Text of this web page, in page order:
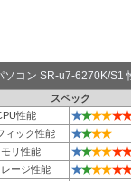
ソコン SR-u7-6270K/S1
スペック
性能
★★★★★★
ィック性能 ★★★★
モリ性能 ★★★★★★
ージ性能 ★★★★★★